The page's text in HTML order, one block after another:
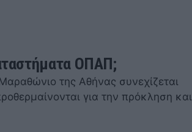
ΟΠΑΠ;
της Αθήνας συνεχίζεται
για την πρόκληση και